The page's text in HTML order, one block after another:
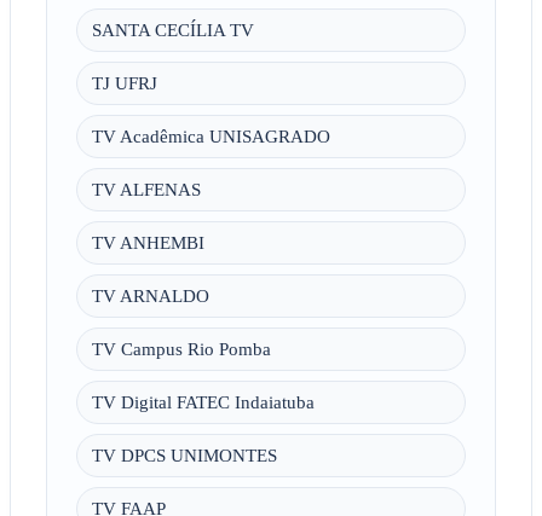
SANTA CECÍLIA TV
TJ UFRJ
TV Acadêmica UNISAGRADO
TV ALFENAS
TV ANHEMBI
TV ARNALDO
TV Campus Rio Pomba
TV Digital FATEC Indaiatuba
TV DPCS UNIMONTES
TV FAAP